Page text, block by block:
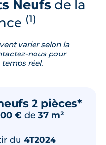
Neufsde la
(1)
varier selon la
nous pour
réel.
2 pièces*
€ de 37 m²
du 4T2024